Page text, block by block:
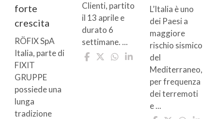
forte
crescita
RÖFIX SpA
Italia, parte di
FIXIT
GRUPPE
possiede una
lunga
tradizione
Clienti, partito
il 13 aprile e
durato 6
settimane. ...
L’Italia è uno
dei Paesi a
maggiore
rischio sismico
del
Mediterraneo,
per frequenza
dei terremoti
e ...